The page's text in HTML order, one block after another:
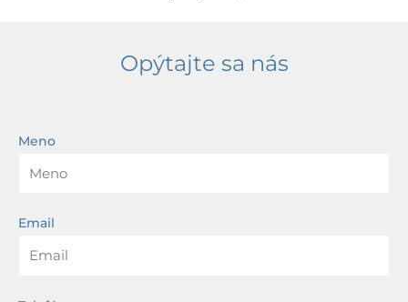
Opýtajte sa nás
Meno
Email